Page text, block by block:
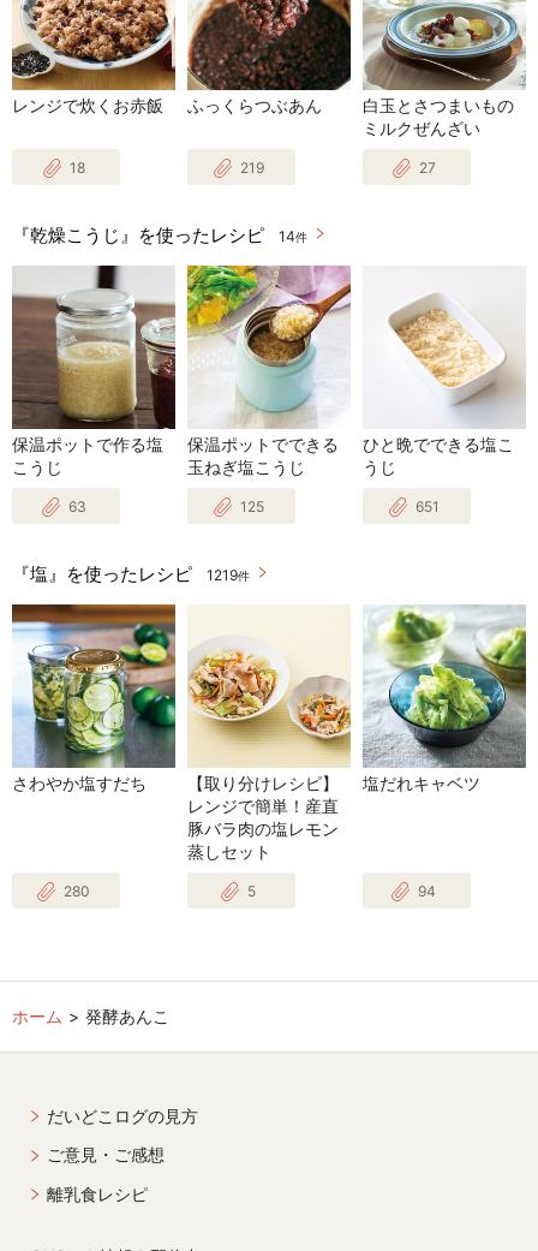
レンジで炊くお赤飯
18
ふっくらつぶあん
219
白玉とさつまいもの
ミルクぜんざい
27
『乾燥こうじ』を使ったレシピ 14件
保温ポットで作る塩
こうじ
63
保温ポットでできる
玉ねぎ塩こうじ
125
ひと晩でできる塩こ
うじ
651
『塩』を使ったレシピ 1219件
さわやか塩すだち
280
【取り分けレシピ】
レンジで簡単！産直
豚バラ肉の塩レモン
蒸しセット
5
塩だれキャベツ
94
ホーム 発酵あんこ
だいどこログの見方
ご意見・ご感想
離乳食レシピ